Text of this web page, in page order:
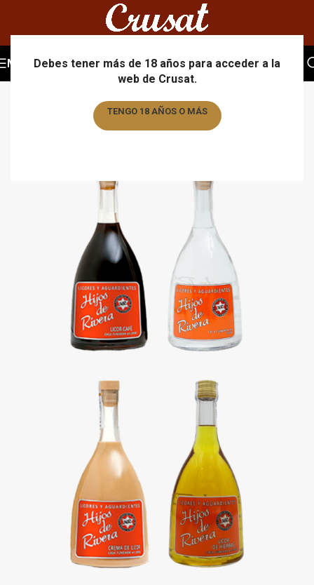
Debes tener más de 18 años para acceder a la
web de Crusat.
TENGO 18 AÑOS O MÁS
MENU